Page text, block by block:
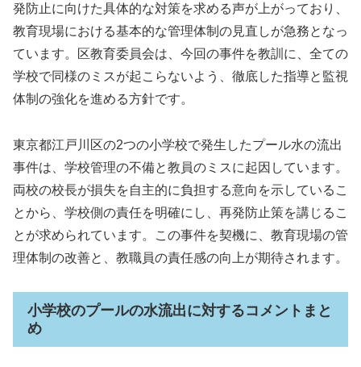
発防止に向けた具体的な対策を求める声が上がっており、
教育現場における基本的な管理体制の見直しが急務となっ
ています。区教育委員会は、今回の事件を教訓に、全ての
学校で同様のミスが起こらないよう、徹底した指導と監視
体制の強化を進める方針です。
東京都江戸川区の2つの小学校で発生したプール水の流出
事件は、学校管理の不備と教員のミスに起因しています。
両校の校長が損失を自主的に負担する意向を示しているこ
とから、学校側の責任を明確にし、再発防止策を講じるこ
とが求められています。この事件を契機に、教育現場の管
理体制の改善と、教職員の責任感の向上が期待されます。
小学校のプールの水流出に対するコメントまと
め